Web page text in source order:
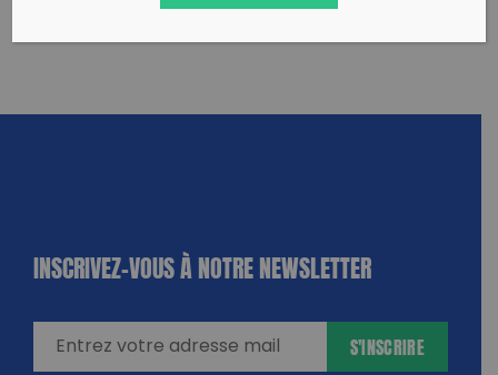
INSCRIVEZ-VOUS À NOTRE NEWSLETTER
S'INSCRIRE